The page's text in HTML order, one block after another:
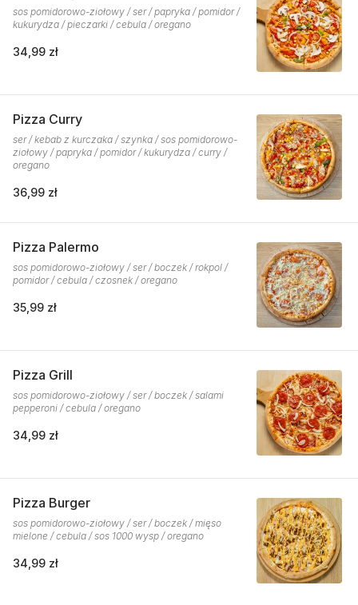
sos pomidorowo-ziołowy / ser / papryka / pomidor /
kukurydza / pieczarki / cebula / oregano
34,99 zł
Pizza Curry
ser / kebab z kurczaka / szynka / sos pomidorowo-
ziołowy / papryka / pomidor / kukurydza / curry /
oregano
36,99 zł
Pizza Palermo
sos pomidorowo-ziołowy / ser / boczek / rokpol /
pomidor / cebula / czosnek / oregano
35,99 zł
Pizza Grill
sos pomidorowo-ziołowy / ser / boczek / salami
pepperoni / cebula / oregano
34,99 zł
Pizza Burger
sos pomidorowo-ziołowy / ser / boczek / mięso
mielone / cebula / sos 1000 wysp / oregano
34,99 zł